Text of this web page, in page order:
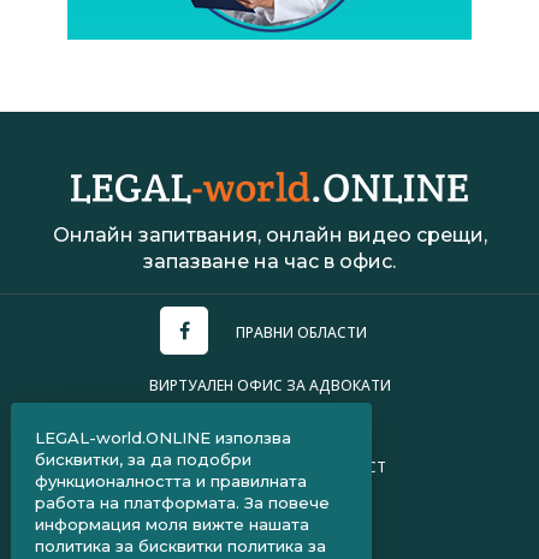
Онлайн запитвания, онлайн видео срещи,
запазване на час в офис.
ПРАВНИ ОБЛАСТИ
ВИРТУАЛЕН ОФИС ЗА АДВОКАТИ
ПОЛИТИКА ЗА ПОВЕРИТЕЛНОСТ
ЧЗВ ЗА КЛИЕНТИ
ЧЗВ ЗА АДВОКАТИ
LEGAL-world.ONLINE използва
бисквитки, за да подобри
функционалността и правилната
работа на платформата. За повече
информация моля вижте нашата
политика за бисквитки политика за